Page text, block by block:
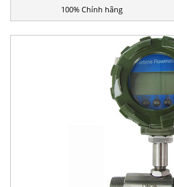
100% Chính hãng